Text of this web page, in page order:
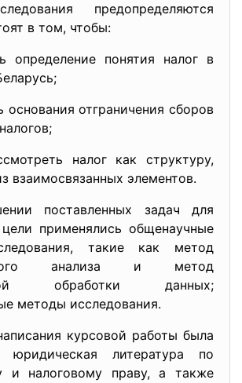
предопределяются
в том, чтобы:
понятия налог в
отграничения сборов
налог как структуру,
взаимосвязанных элементов.
поставленных задач для
применялись общенаучные
такие как метод
анализа и метод
обработки данных;
методы исследования.
курсовой работы была
юридическая литература по
и налоговому праву, а также